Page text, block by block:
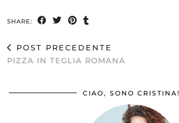
SHARE:
POST PRECEDENTE
PIZZA IN TEGLIA ROMANA
CIAO, SONO CRISTINA!